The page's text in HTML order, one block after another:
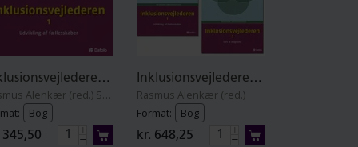
Inklusionsvejlederen. Del 1
Bog
Inklusionsvejlederen. Del 1+2
Rasmus Alenkær (red.)
Format:
Bog
kr. 648,25